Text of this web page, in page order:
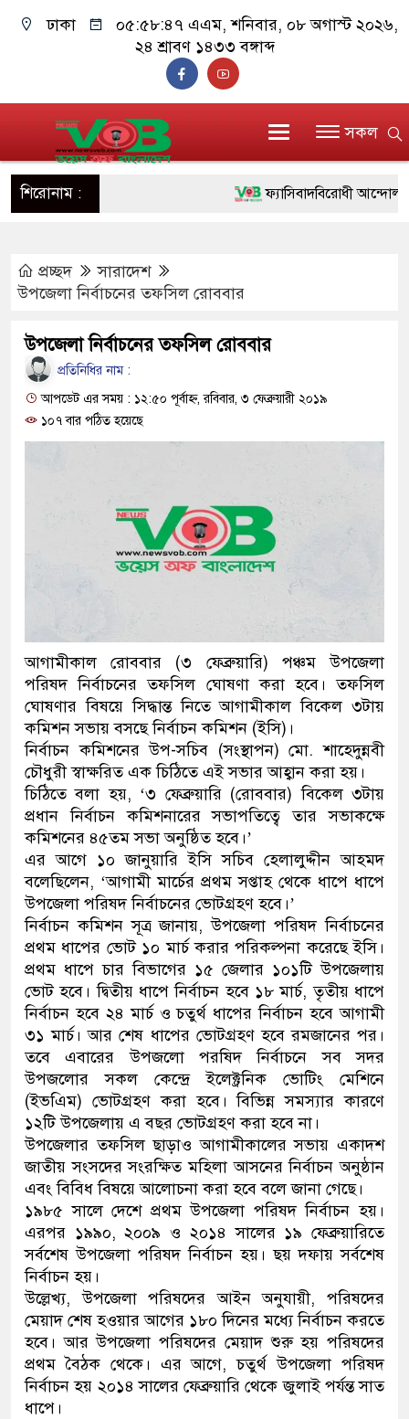
ঢাকা ০৫:৫৮:৪৭ এএম, শনিবার, ০৮ অগাস্ট ২০২৬,
২৪ শ্রাবণ ১৪৩৩ বঙ্গাব্দ
সকল
শিরোনাম : ফ্যাসিবাদবিরোধী আন্দোলনে
উদ্ধার
মাদক কারবারি গ্রেফতার
২৮ লাখ টাকার জাল নোটসহ
থানা পুলিশ
যেকোনো সময় বেনজীরের
নেতৃত্ব ও গণতন্ত্রের মূর্তমান
যে ভাবে ডেভিড ইমনের কাছে
‘আজহার খান’
অবৈধ বিদেশি পিস্তল,
জড়িত কিশোর গ্যাংয়ের চার শিশু
ডাকাতির প্রস্তুতিকালে
থানা পুলিশ
প্রচ্ছদ
সারাদেশ
উপজেলা নির্বাচনের তফসিল রোববার
উপজেলা নির্বাচনের তফসিল রোববার
প্রতিনিধির নাম :
আপডেট এর সময় : ১২:৫০ পূর্বাহ্ন, রবিবার, ৩ ফেব্রুয়ারী ২০১৯
১০৭ বার পঠিত হয়েছে
আগামীকাল রোববার (৩ ফেব্রুয়ারি) পঞ্চম উপজেলা
পরিষদ নির্বাচনের তফসিল ঘোষণা করা হবে। তফসিল
ঘোষণার বিষয়ে সিদ্ধান্ত নিতে আগামীকাল বিকেল ৩টায়
কমিশন সভায় বসছে নির্বাচন কমিশন (ইসি)।
নির্বাচন কমিশনের উপ-সচিব (সংস্থাপন) মো. শাহেদুন্নবী
চৌধুরী স্বাক্ষরিত এক চিঠিতে এই সভার আহ্বান করা হয়।
চিঠিতে বলা হয়, ‘৩ ফেব্রুয়ারি (রোববার) বিকেল ৩টায়
প্রধান নির্বাচন কমিশনারের সভাপতিত্বে তার সভাকক্ষে
কমিশনের ৪৫তম সভা অনুষ্ঠিত হবে।’
এর আগে ১০ জানুয়ারি ইসি সচিব হেলালুদ্দীন আহমদ
বলেছিলেন, ‘আগামী মার্চের প্রথম সপ্তাহ থেকে ধাপে ধাপে
উপজেলা পরিষদ নির্বাচনের ভোটগ্রহণ হবে।’
নির্বাচন কমিশন সূত্র জানায়, উপজেলা পরিষদ নির্বাচনের
প্রথম ধাপের ভোট ১০ মার্চ করার পরিকল্পনা করেছে ইসি।
প্রথম ধাপে চার বিভাগের ১৫ জেলার ১০১টি উপজেলায়
ভোট হবে। দ্বিতীয় ধাপে নির্বাচন হবে ১৮ মার্চ, তৃতীয় ধাপে
নির্বাচন হবে ২৪ মার্চ ও চতুর্থ ধাপের নির্বাচন হবে আগামী
৩১ মার্চ। আর শেষ ধাপের ভোটগ্রহণ হবে রমজানের পর।
তবে এবারের উপজলো পরষিদ নির্বাচনে সব সদর
উপজলোর সকল কেন্দ্রে ইলেক্ট্রনিক ভোটিং মেশিনে
(ইভএিম) ভোটগ্রহণ করা হবে। বিভিন্ন সমস্যার কারণে
১২টি উপজেলায় এ বছর ভোটগ্রহণ করা হবে না।
উপজেলার তফসিল ছাড়াও আগামীকালের সভায় একাদশ
জাতীয় সংসদের সংরক্ষিত মহিলা আসনের নির্বাচন অনুষ্ঠান
এবং বিবিধ বিষয়ে আলোচনা করা হবে বলে জানা গেছে।
১৯৮৫ সালে দেশে প্রথম উপজেলা পরিষদ নির্বাচন হয়।
এরপর ১৯৯০, ২০০৯ ও ২০১৪ সালের ১৯ ফেব্রুয়ারিতে
সর্বশেষ উপজেলা পরিষদ নির্বাচন হয়। ছয় দফায় সর্বশেষ
নির্বাচন হয়।
উল্লেখ্য, উপজেলা পরিষদের আইন অনুযায়ী, পরিষদের
মেয়াদ শেষ হওয়ার আগের ১৮০ দিনের মধ্যে নির্বাচন করতে
হবে। আর উপজেলা পরিষদের মেয়াদ শুরু হয় পরিষদের
প্রথম বৈঠক থেকে। এর আগে, চতুর্থ উপজেলা পরিষদ
নির্বাচন হয় ২০১৪ সালের ফেব্রুয়ারি থেকে জুলাই পর্যন্ত সাত
ধাপে।